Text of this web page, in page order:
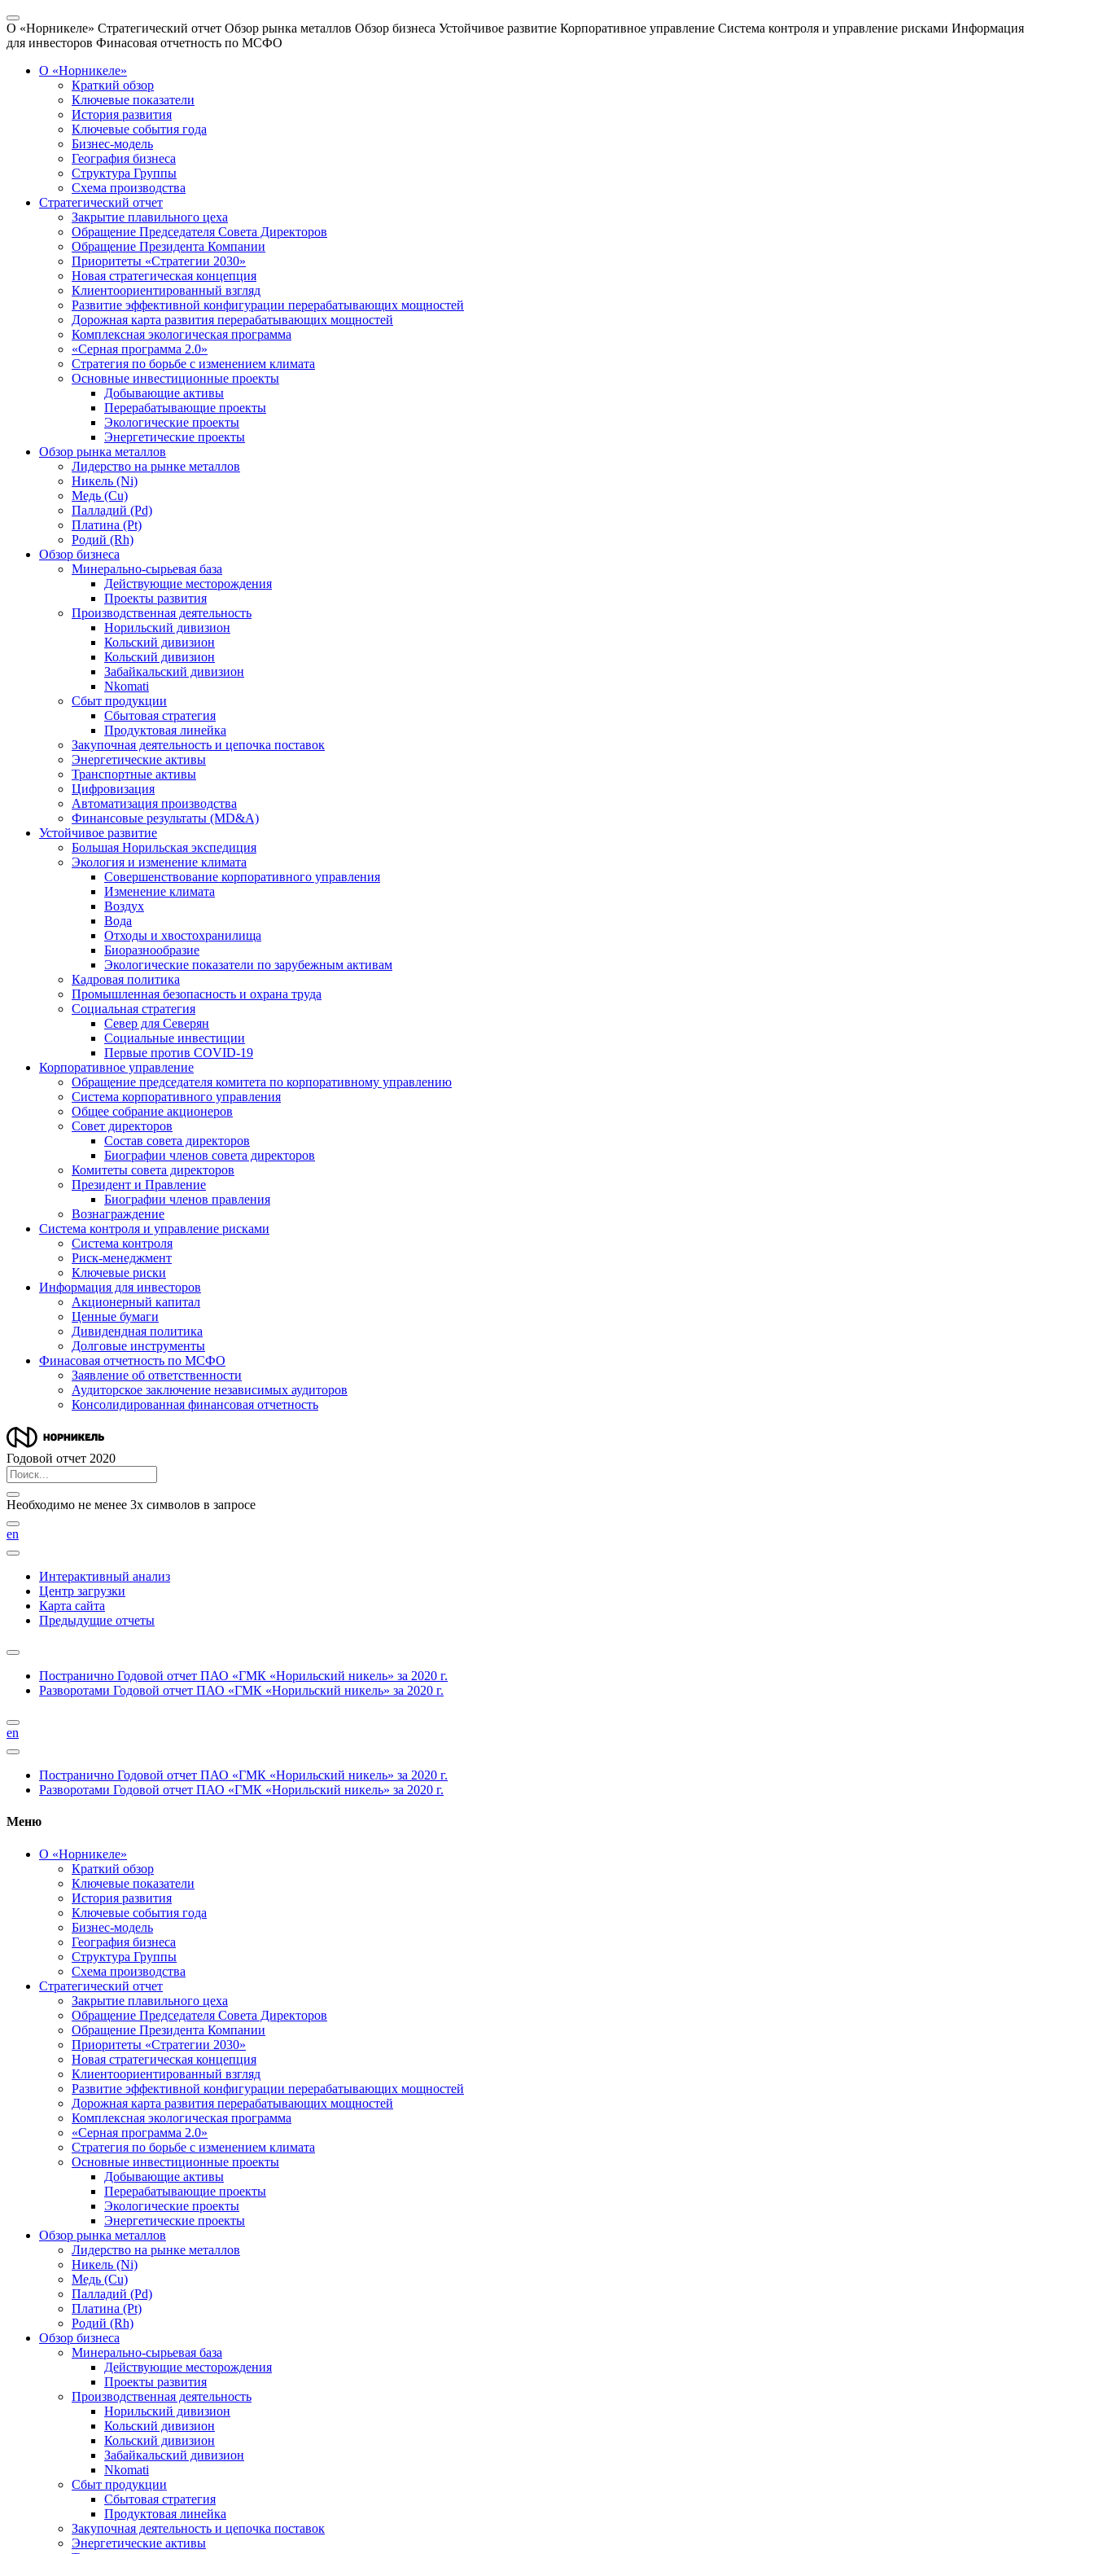
О «Норникеле» Стратегический отчет Обзор рынка металлов Обзор бизнеса Устойчивое развитие Корпоративное управление Система контроля и управление рисками Информация
для инвесторов Финасовая отчетность по МСФО
О «Норникеле»
Краткий обзор
Ключевые показатели
История развития
Ключевые события года
Бизнес-модель
География бизнеса
Структура Группы
Схема производства
Стратегический отчет
Закрытие плавильного цеха
Обращение Председателя Совета Директоров
Обращение Президента Компании
Приоритеты «Стратегии 2030»
Новая стратегическая концепция
Клиентоориентированный взгляд
Развитие эффективной конфигурации перерабатывающих мощностей
Дорожная карта развития перерабатывающих мощностей
Комплексная экологическая программа
«Серная программа 2.0»
Стратегия по борьбе с изменением климата
Основные инвестиционные проекты
Добывающие активы
Перерабатывающие проекты
Экологические проекты
Энергетические проекты
Обзор рынка металлов
Лидерство на рынке металлов
Никель (Ni)
Медь (Cu)
Палладий (Pd)
Платина (Pt)
Родий (Rh)
Обзор бизнеса
Минерально-сырьевая база
Действующие месторождения
Проекты развития
Производственная деятельность
Норильский дивизион
Кольский дивизион
Кольский дивизион
Забайкальский дивизион
Nkomati
Сбыт продукции
Сбытовая стратегия
Продуктовая линейка
Закупочная деятельность и цепочка поставок
Энергетические активы
Транспортные активы
Цифровизация
Автоматизация производства
Финансовые результаты (MD&A)
Устойчивое развитие
Большая Норильская экспедиция
Экология и изменение климата
Совершенствование корпоративного управления
Изменение климата
Воздух
Вода
Отходы и хвостохранилища
Биоразнообразие
Экологические показатели по зарубежным активам
Кадровая политика
Промышленная безопасность и охрана труда
Социальная стратегия
Север для Северян
Социальные инвестиции
Первые против COVID‑19
Корпоративное управление
Обращение председателя комитета по корпоративному управлению
Система корпоративного управления
Общее собрание акционеров
Совет директоров
Состав совета директоров
Биографии членов совета директоров
Комитеты совета директоров
Президент и Правление
Биографии членов правления
Вознаграждение
Система контроля и управление рисками
Система контроля
Риск-менеджмент
Ключевые риски
Информация для инвесторов
Акционерный капитал
Ценные бумаги
Дивидендная политика
Долговые инструменты
Финасовая отчетность по МСФО
Заявление об ответственности
Аудиторское заключение независимых аудиторов
Консолидированная финансовая отчетность
Годовой отчет 2020
Необходимо не менее 3х символов в запросе
en
Интерактивный анализ
Центр загрузки
Карта сайта
Предыдущие отчеты
Постранично Годовой отчет ПАО «ГМК «Норильский никель» за 2020 г.
Разворотами Годовой отчет ПАО «ГМК «Норильский никель» за 2020 г.
en
Постранично Годовой отчет ПАО «ГМК «Норильский никель» за 2020 г.
Разворотами Годовой отчет ПАО «ГМК «Норильский никель» за 2020 г.
Меню
О «Норникеле»
Краткий обзор
Ключевые показатели
История развития
Ключевые события года
Бизнес-модель
География бизнеса
Структура Группы
Схема производства
Стратегический отчет
Закрытие плавильного цеха
Обращение Председателя Совета Директоров
Обращение Президента Компании
Приоритеты «Стратегии 2030»
Новая стратегическая концепция
Клиентоориентированный взгляд
Развитие эффективной конфигурации перерабатывающих мощностей
Дорожная карта развития перерабатывающих мощностей
Комплексная экологическая программа
«Серная программа 2.0»
Стратегия по борьбе с изменением климата
Основные инвестиционные проекты
Добывающие активы
Перерабатывающие проекты
Экологические проекты
Энергетические проекты
Обзор рынка металлов
Лидерство на рынке металлов
Никель (Ni)
Медь (Cu)
Палладий (Pd)
Платина (Pt)
Родий (Rh)
Обзор бизнеса
Минерально-сырьевая база
Действующие месторождения
Проекты развития
Производственная деятельность
Норильский дивизион
Кольский дивизион
Кольский дивизион
Забайкальский дивизион
Nkomati
Сбыт продукции
Сбытовая стратегия
Продуктовая линейка
Закупочная деятельность и цепочка поставок
Энергетические активы